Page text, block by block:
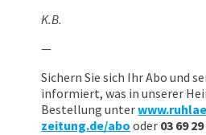
K.B.
—
Sichern Sie sich Ihr Abo und
informiert, was in unserer
Bestellung unter
zeitung.de/abo oder 03 69